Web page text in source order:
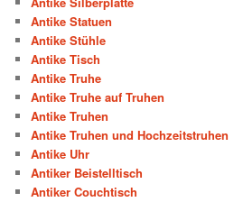
Antike Statuen
Antike Stühle
Antike Tisch
Antike Truhe
Antike Truhe auf Truhen
Antike Truhen
Antike Truhen und Hochzeitstruhen
Antike Uhr
Antiker Beistelltisch
Antiker Couchtisch